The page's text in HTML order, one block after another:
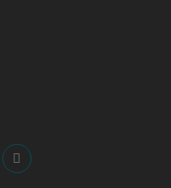
facebook page: https://
on our linkedin page:
us on ourus on our x
screenreader.visit us on